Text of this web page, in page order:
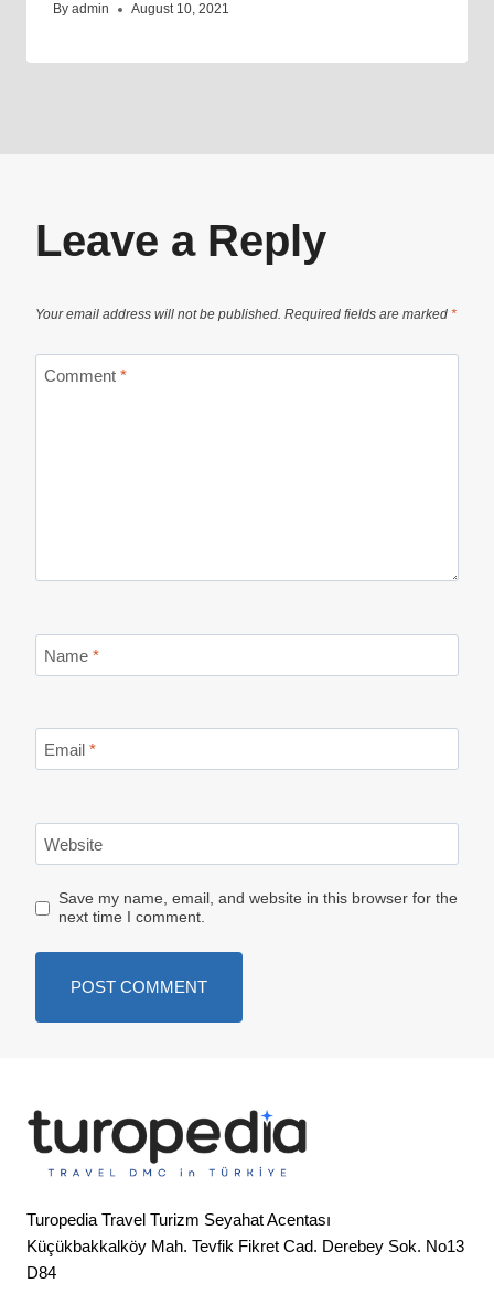
By admin August 10, 2021
Leave a Reply
Your email address will not be published. Required fields are marked *
Comment *
Name *
Email *
Website
Save my name, email, and website in this browser for the
next time I comment.
Turopedia Travel Turizm Seyahat Acentası
Küçükbakkalköy Mah. Tevfik Fikret Cad. Derebey Sok. No13
D84